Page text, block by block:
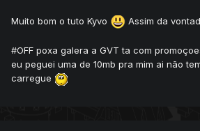
Muito bom o tuto Kyvo Assim da
#OFF poxa galera a GVT ta com
eu peguei uma de 10mb pra mim ai não
carregue